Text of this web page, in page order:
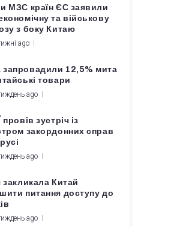
МЗС країн ЄС заявили
та військову
з боку Китаю
ago
12,5% мита
товари
ago
провів зустріч із
закордонних справ
ago
закликала Китай
питання доступу до
ago